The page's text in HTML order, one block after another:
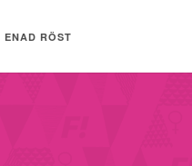
ENAD RÖST